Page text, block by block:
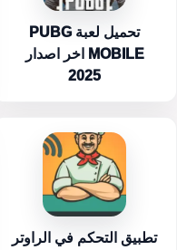
تحميل لعبة PUBG
MOBILE اخر اصدار
2025
تطبيق التحكم في الراوتر